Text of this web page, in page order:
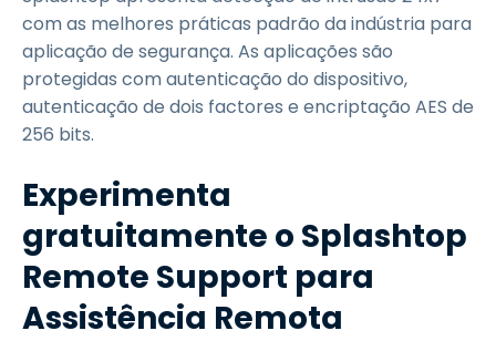
com as melhores práticas padrão da indústria para
aplicação de segurança. As aplicações são
protegidas com autenticação do dispositivo,
autenticação de dois factores e encriptação AES de
256 bits.
Experimenta
gratuitamente o Splashtop
Remote Support para
Assistência Remota